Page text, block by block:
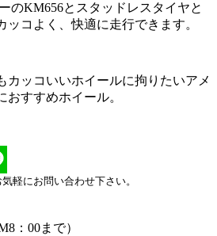
のKM656とスタッドレスタイヤと
コよく、快適に走行できます。
カッコいいホイールに拘りたいアメ
すすめホイール。
軽にお問い合わせ下さい。
：00まで）